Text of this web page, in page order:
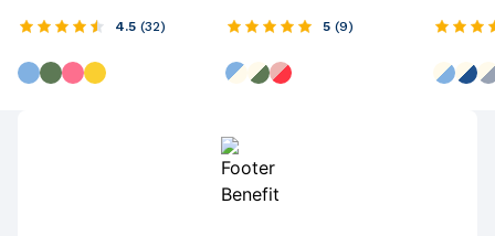
4.5 (32) 5 (9)